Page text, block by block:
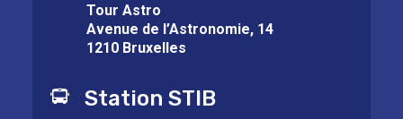
Tour Astro
Avenue de l’Astronomie, 14
1210 Bruxelles
Station STIB